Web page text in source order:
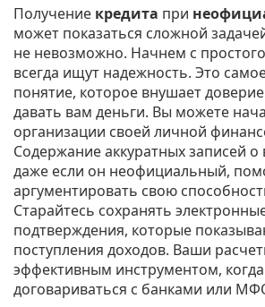
Получение кредита при
может показаться сложной
не невозможно. Начнем с
всегда ищут надежность. Это
понятие, которое внушает доверие
давать вам деньги. Вы можете
организации своей личной
Содержание аккуратных записей
даже если он неофициальный,
аргументировать свою
Старайтесь сохранять
подтверждения, которые
поступления доходов. Ваши
эффективным инструментом,
договариваться с банками или